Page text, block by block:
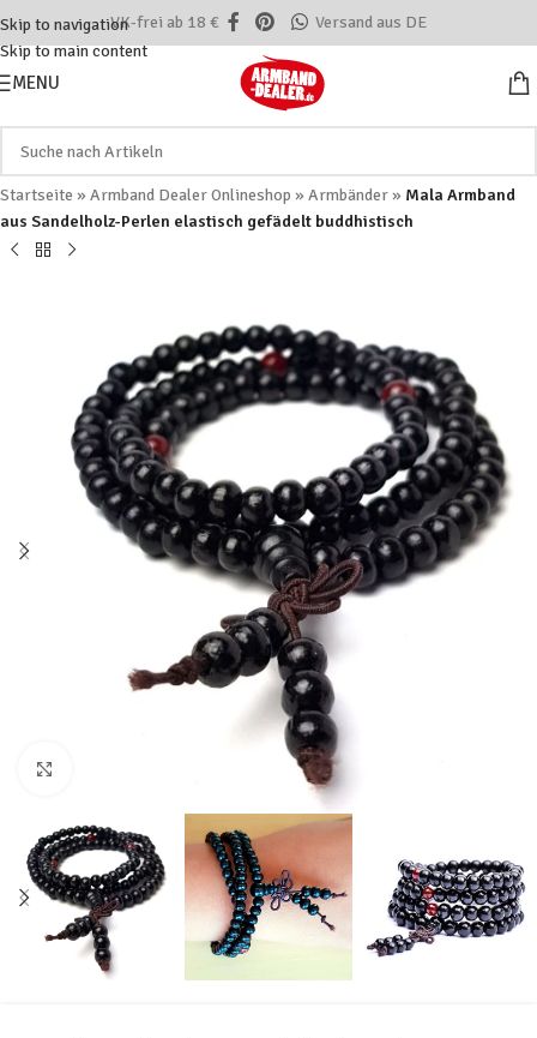
Skip to navigation
Skip to main content
VK-frei ab 18 € Versand aus DE
MENU
Startseite »Armband Dealer Onlineshop »Armbänder» Mala Armband
aus Sandelholz-Perlen elastisch gefädelt buddhistisch